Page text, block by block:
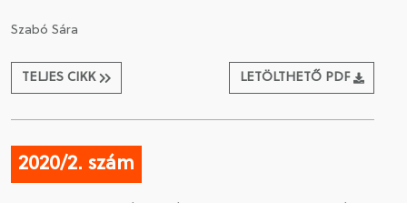
Szabó Sára
TELJES CIKK LETÖLTHETŐ PDF
2020/2. szám